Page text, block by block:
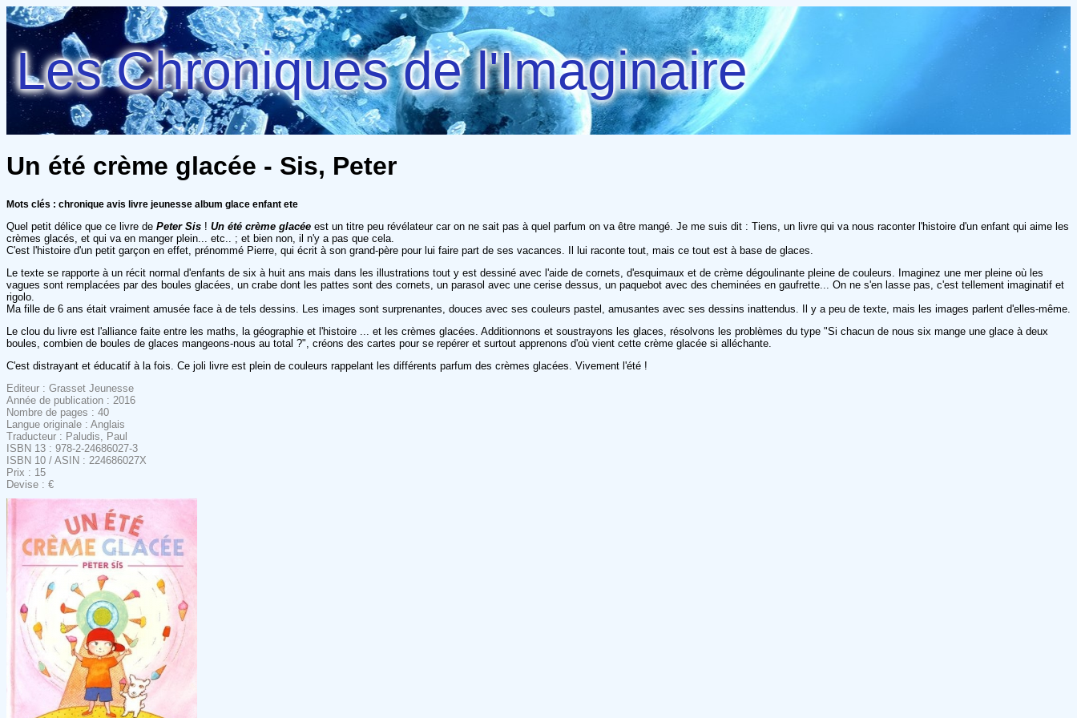
Les Chroniques de l'Imaginaire
Un été crème glacée - Sis, Peter
Mots clés : chronique avis livre jeunesse album glace enfant ete
Quel petit délice que ce livre de Peter Sis ! Un été crème glacée est un titre peu révélateur car on ne sait pas à quel parfum on va être mangé. Je me suis dit : Tiens, un livre qui va nous raconter l'histoire d'un enfant qui aime les
crèmes glacés, et qui va en manger plein... etc.. ; et bien non, il n'y a pas que cela.
C'est l'histoire d'un petit garçon en effet, prénommé Pierre, qui écrit à son grand-père pour lui faire part de ses vacances. Il lui raconte tout, mais ce tout est à base de glaces.
Le texte se rapporte à un récit normal d'enfants de six à huit ans mais dans les illustrations tout y est dessiné avec l'aide de cornets, d'esquimaux et de crème dégoulinante pleine de couleurs. Imaginez une mer pleine où les
vagues sont remplacées par des boules glacées, un crabe dont les pattes sont des cornets, un parasol avec une cerise dessus, un paquebot avec des cheminées en gaufrette... On ne s'en lasse pas, c'est tellement imaginatif et
rigolo.
Ma fille de 6 ans était vraiment amusée face à de tels dessins. Les images sont surprenantes, douces avec ses couleurs pastel, amusantes avec ses dessins inattendus. Il y a peu de texte, mais les images parlent d'elles-même.
Le clou du livre est l'alliance faite entre les maths, la géographie et l'histoire ... et les crèmes glacées. Additionnons et soustrayons les glaces, résolvons les problèmes du type "Si chacun de nous six mange une glace à deux
boules, combien de boules de glaces mangeons-nous au total ?", créons des cartes pour se repérer et surtout apprenons d'où vient cette crème glacée si alléchante.
C'est distrayant et éducatif à la fois. Ce joli livre est plein de couleurs rappelant les différents parfum des crèmes glacées. Vivement l'été !
Editeur : Grasset Jeunesse
Année de publication : 2016
Nombre de pages : 40
Langue originale : Anglais
Traducteur : Paludis, Paul
ISBN 13 : 978-2-24686027-3
ISBN 10 / ASIN : 224686027X
Prix : 15
Devise : €